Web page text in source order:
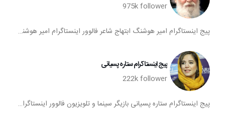
975kfollower
پیج اینستاگرام امیر هوشنگ ابتهاج شاعر فالوور اینستاگرام امیر هوشنگ ابتهاج اینستاگرام امیر هوشنگ ابتهاج فالوورهای پیج اینستا امیر هوشنگ ابتهاج تعداد فالوور های اکانت اینستاگرام امیر هوشنگ ابتهاج
پیج اینستاگرام ستاره پسیانی
222kfollower
پیج اینستاگرام ستاره پسیانی بازیگر سینما و تلویزیون فالوور اینستاگرام ستاره پسیانی اینستاگرام ستاره پسیانی فالوورهای پیج اینستا ستاره پسیانی تعداد فالوور های اکانت اینستاگرام ستاره پسیانی